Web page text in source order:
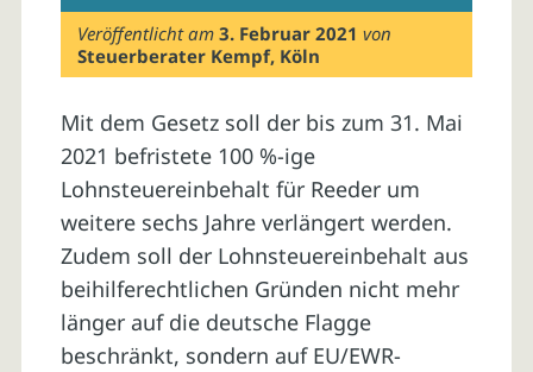
Veröffentlicht am3. Februar 2021 von
Steuerberater Kempf, Köln
Mit dem Gesetz soll der bis zum 31. Mai
2021 befristete 100 %-ige
Lohnsteuereinbehalt für Reeder um
weitere sechs Jahre verlängert werden.
Zudem soll der Lohnsteuereinbehalt aus
beihilferechtlichen Gründen nicht mehr
länger auf die deutsche Flagge
beschränkt, sondern auf EU/EWR-